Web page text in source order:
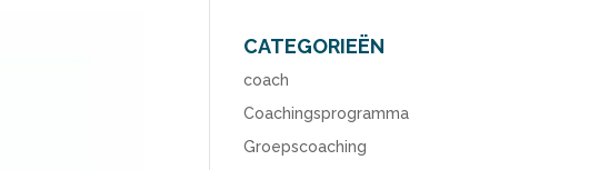
CATEGORIEËN
coach
Coachingsprogramma
Groepscoaching